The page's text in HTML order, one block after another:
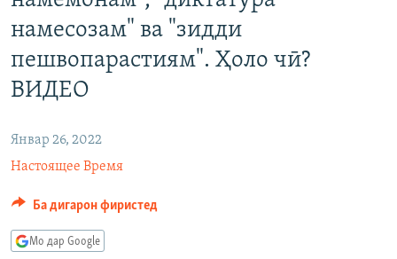
ГУЗОРИШҲОИ РАДИОӢ
Русский
ПАЙГИРӢ КУНЕД
Ҳамаи сомонаҳои RFE/RL
намесозам" ва "зидди
пешвопарастиям". Ҳоло чӣ?
ВИДЕО
Январ 26, 2022
Настоящее Время
Ба дигарон фиристед
Мо дар Google